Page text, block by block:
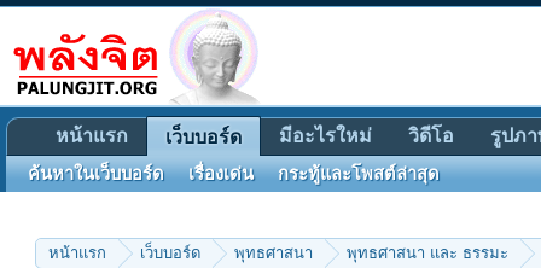
หน้าแรก เว็บบอร์ด พุทธศาสนา พุทธศาสนา และ ธรรมะ
หน้าแรก เว็บบอร์ด
ค้นหาในเว็บบอร์ด เรื่องเด่น กระทู้และโพสต์ล่าสุด
มีอะไรใหม่ วิดีโอ รูปภ